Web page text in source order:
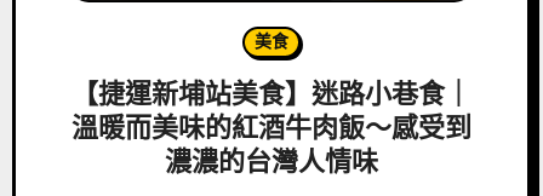
美食
【捷運新埔站美食】迷路小巷食｜
溫暖而美味的紅酒牛肉飯～感受到
濃濃的台灣人情味